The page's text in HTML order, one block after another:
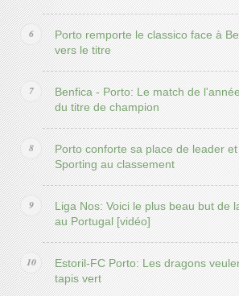
Porto remporte le classico face à
vers le titre
Benfica - Porto: Le match de
du titre de champion
Porto conforte sa place de leader
Sporting au classement
Liga Nos: Voici le plus beau but de
au Portugal [vidéo]
Estoril-FC Porto: Les dragons
tapis vert